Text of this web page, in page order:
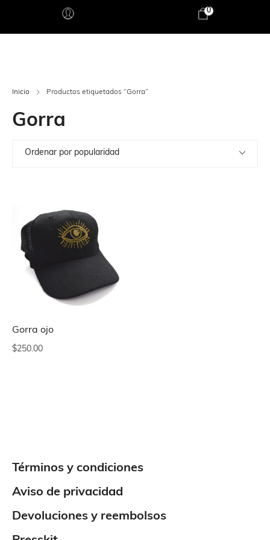
0
Inicio Productos etiquetados “Gorra”
Gorra
Ordenar por popularidad
Gorra ojo
$250.00
Términos y condiciones
Aviso de privacidad
Devoluciones y reembolsos